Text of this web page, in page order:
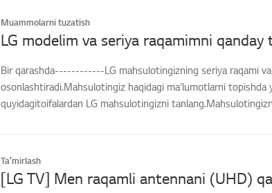
Muammolarni tuzatish
LG modelim va seriya raqamimni
Bir qarashda------------LG mahsulotingizning seriya raqami
osonlashtiradi.Mahsulotingiz haqidagi ma'lumotlarni topishda
quyidagitoifalardan LG mahsulotingizni
Taʼmirlash